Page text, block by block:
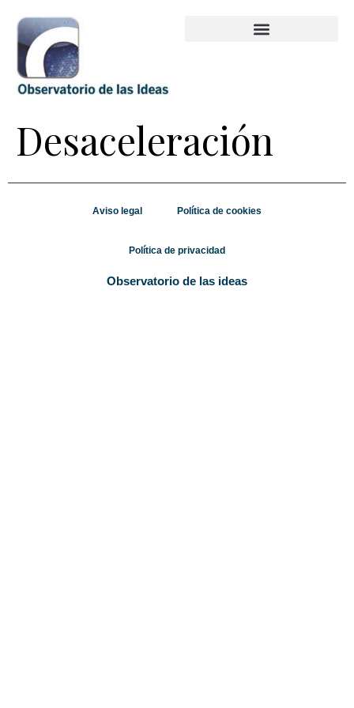
Desaceleración
Aviso legal Política de cookies
Política de privacidad
Observatorio de las ideas